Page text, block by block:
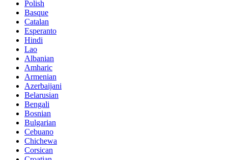
Polish
Basque
Catalan
Esperanto
Hindi
Lao
Albanian
Amharic
Armenian
Azerbaijani
Belarusian
Bengali
Bosnian
Bulgarian
Cebuano
Chichewa
Corsican